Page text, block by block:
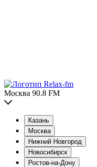
Москва 90.8 FM
Казань
Москва
Нижний Новгород
Новосибирск
Ростов-на-Дону